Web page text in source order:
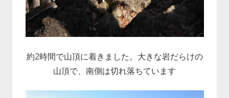
約2時間で山頂に着きました。大きな岩だらけの
山頂で、南側は切れ落ちています